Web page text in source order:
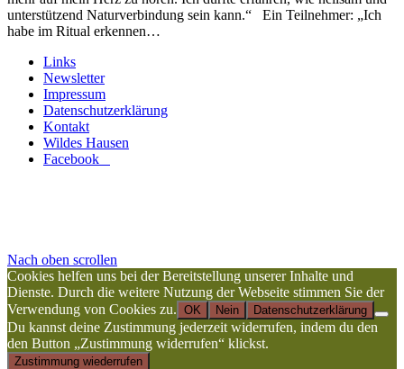
unterstützend Naturverbindung sein kann.“ Ein Teilnehmer: „Ich
habe im Ritual erkennen…
Links
Newsletter
Impressum
Datenschutzerklärung
Kontakt
Wildes Hausen
Facebook
Nach oben scrollen
Cookies helfen uns bei der Bereitstellung unserer Inhalte und
Dienste. Durch die weitere Nutzung der Webseite stimmen Sie der
Verwendung von Cookies zu. OK Nein Datenschutzerklärung
Du kannst deine Zustimmung jederzeit widerrufen, indem du den
den Button „Zustimmung widerrufen“ klickst.
Zustimmung wiederrufen